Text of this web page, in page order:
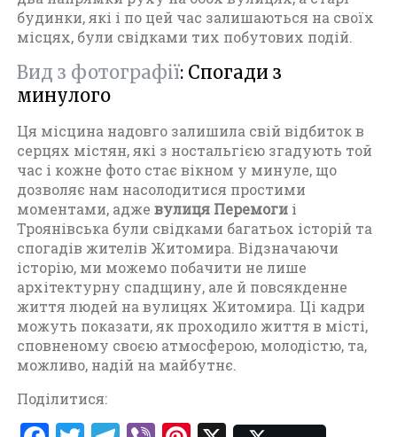
будинки, які і по цей час залишаються на своїх
місцях, були свідками тих побутових подій.
Вид з фотографії: Спогади з
минулого
Ця місцина надовго залишила свій відбиток в
серцях містян, які з ностальгією згадують той
час і кожне фото стає вікном у минуле, що
дозволяє нам насолодитися простими
моментами, аджевулиця Перемоги і
Троянівська були свідками багатьох історій та
спогадів жителів Житомира. Відзначаючи
історію, ми можемо побачити не лише
архітектурну спадщину, але й повсякденне
життя людей на вулицях Житомира. Ці кадри
можуть показати, як проходило життя в місті,
сповненому своєю атмосферою, молодістю, та,
можливо, надій на майбутнє.
Поділитися: